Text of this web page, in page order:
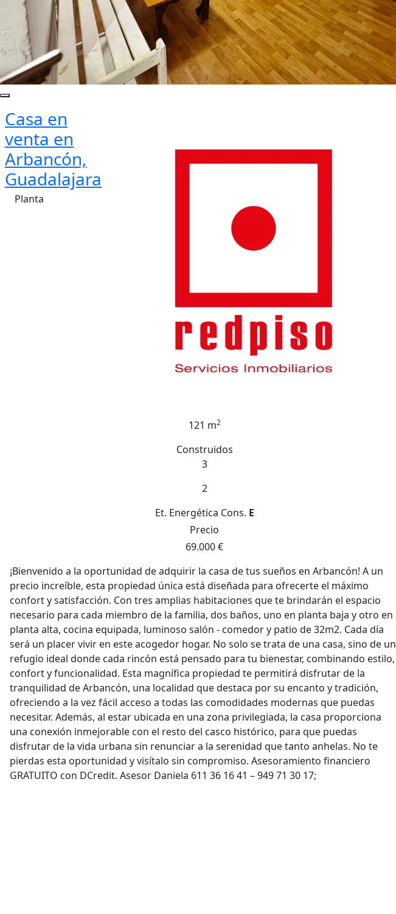
Casa en
venta en
Arbancón,
Guadalajara
Planta
121 m2
Construidos
3
2
Et. Energética Cons. E
Precio
69.000 €
¡Bienvenido a la oportunidad de adquirir la casa de tus sueños en Arbancón! A un
precio increíble, esta propiedad única está diseñada para ofrecerte el máximo
confort y satisfacción. Con tres amplias habitaciones que te brindarán el espacio
necesario para cada miembro de la familia, dos baños, uno en planta baja y otro en
planta alta, cocina equipada, luminoso salón - comedor y patio de 32m2. Cada día
será un placer vivir en este acogedor hogar. No solo se trata de una casa, sino de un
refugio ideal donde cada rincón está pensado para tu bienestar, combinando estilo,
confort y funcionalidad. Esta magnífica propiedad te permitirá disfrutar de la
tranquilidad de Arbancón, una localidad que destaca por su encanto y tradición,
ofreciendo a la vez fácil acceso a todas las comodidades modernas que puedas
necesitar. Además, al estar ubicada en una zona privilegiada, la casa proporciona
una conexión inmejorable con el resto del casco histórico, para que puedas
disfrutar de la vida urbana sin renunciar a la serenidad que tanto anhelas. No te
pierdas esta oportunidad y visítalo sin compromiso. Asesoramiento financiero
GRATUITO con DCredit. Asesor Daniela 611 36 16 41 – 949 71 30 17;